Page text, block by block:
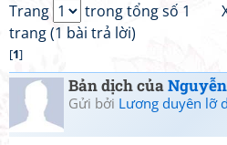
Trang
trong tổng số 1
trang (1 bài trả lời)
[1]
Bản dịch của
Gửi bởi Lương duyên lỡ